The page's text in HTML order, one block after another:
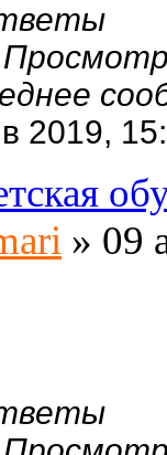
2019,
» 09